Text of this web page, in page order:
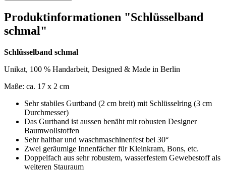
Produktinformationen "Schlüsselband
schmal"
Schlüsselband schmal
Unikat, 100 % Handarbeit, Designed & Made in Berlin
Maße: ca. 17 x 2 cm
Sehr stabiles Gurtband (2 cm breit) mit Schlüsselring (3 cm
Durchmesser)
Das Gurtband ist aussen benäht mit robusten Designer
Baumwollstoffen
Sehr haltbar und waschmaschinenfest bei 30°
Zwei geräumige Innenfächer für Kleinkram, Bons, etc.
Doppelfach aus sehr robustem, wasserfestem Gewebestoff als
weiteren Stauraum